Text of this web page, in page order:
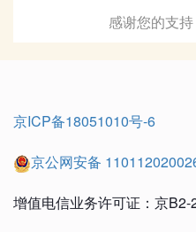
感谢您的支
京ICP备18051010号-6
京公网安备
增值电信业务许可证：京B2-